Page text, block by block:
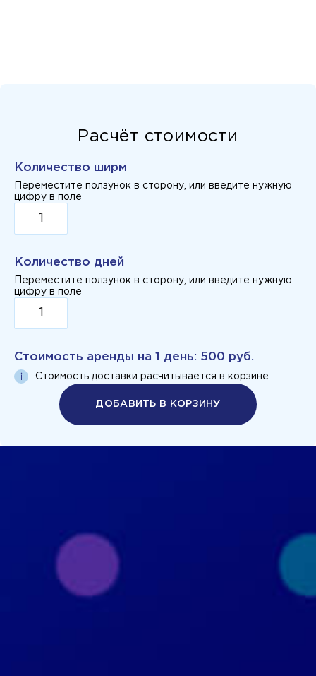
Расчёт стоимости
Количество ширм
Переместите ползунок в сторону, или введите нужную
цифру в поле
Количество дней
Переместите ползунок в сторону, или введите нужную
цифру в поле
Стоимость аренды на 1 день: 500 руб.
Стоимость доставки расчитывается в корзине
ДОБАВИТЬ В КОРЗИНУ
Политика конфиденциальности
Пользовательское соглашение
+7 926 690 3130